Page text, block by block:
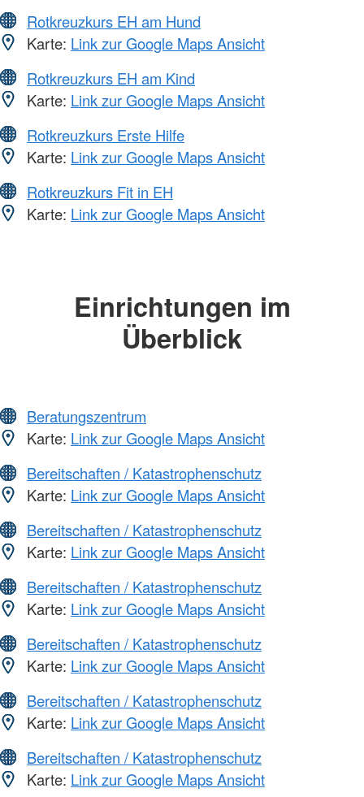
Rotkreuzkurs EH am Hund
Karte: Link zur Google Maps Ansicht
Rotkreuzkurs EH am Kind
Karte: Link zur Google Maps Ansicht
Rotkreuzkurs Erste Hilfe
Karte: Link zur Google Maps Ansicht
Rotkreuzkurs Fit in EH
Karte: Link zur Google Maps Ansicht
Einrichtungen im
Überblick
Beratungszentrum
Karte: Link zur Google Maps Ansicht
Bereitschaften / Katastrophenschutz
Karte: Link zur Google Maps Ansicht
Bereitschaften / Katastrophenschutz
Karte: Link zur Google Maps Ansicht
Bereitschaften / Katastrophenschutz
Karte: Link zur Google Maps Ansicht
Bereitschaften / Katastrophenschutz
Karte: Link zur Google Maps Ansicht
Bereitschaften / Katastrophenschutz
Karte: Link zur Google Maps Ansicht
Bereitschaften / Katastrophenschutz
Karte: Link zur Google Maps Ansicht